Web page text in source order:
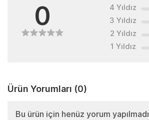
0 4 Yıldız
3 Yıldız
2 Yıldız
1 Yıldız
Ürün Yorumları (0)
Bu ürün için henüz yorum yapılmadı